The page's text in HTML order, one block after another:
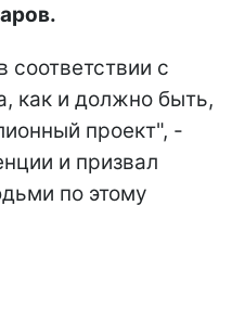
соответствии с
как и должно быть,
проект", -
и призвал
по этому